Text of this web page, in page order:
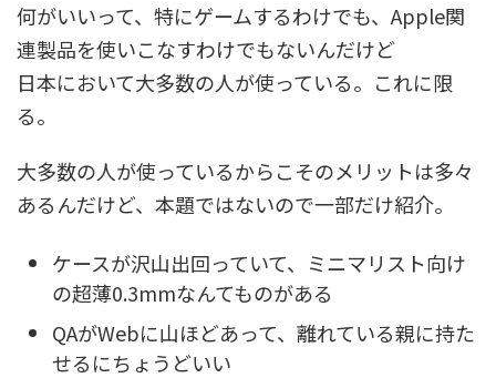
何がいいって、特にゲームするわけでも、Apple関
連製品を使いこなすわけでもないんだけど
日本において大多数の人が使っている。これに限
る。
大多数の人が使っているからこそのメリットは多々
あるんだけど、本題ではないので一部だけ紹介。
ケースが沢山出回っていて、ミニマリスト向け
の超薄0.3mmなんてものがある
QAがWebに山ほどあって、離れている親に持た
せるにちょうどいい